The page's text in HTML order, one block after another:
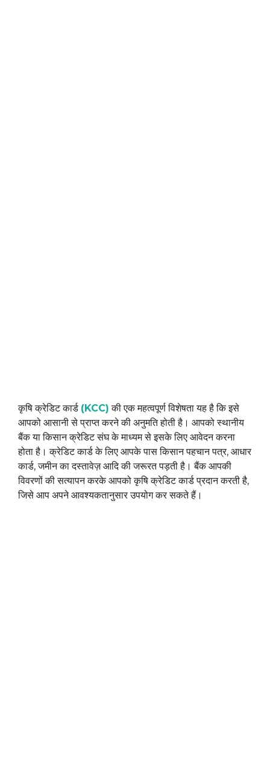
कृषि क्रेडिट कार्ड (KCC) की एक महत्वपूर्ण विशेषता यह है कि इसे
आपको आसानी से प्राप्त करने की अनुमति होती है। आपको स्थानीय
बैंक या किसान क्रेडिट संघ के माध्यम से इसके लिए आवेदन करना
होता है। क्रेडिट कार्ड के लिए आपके पास किसान पहचान पत्र, आधार
कार्ड, जमीन का दस्तावेज़ आदि की जरूरत पड़ती है। बैंक आपकी
विवरणों की सत्यापन करके आपको कृषि क्रेडिट कार्ड प्रदान करती है,
जिसे आप अपने आवश्यकतानुसार उपयोग कर सकते हैं।